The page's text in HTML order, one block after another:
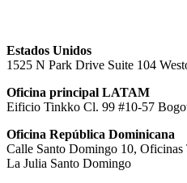
Estados Unidos
1525 N Park Drive Suite 104
Oficina principal LATAM
Eificio Tinkko Cl. 99 #10-57
Oficina República Dominicana
Calle Santo Domingo 10,
La Julia Santo Domingo